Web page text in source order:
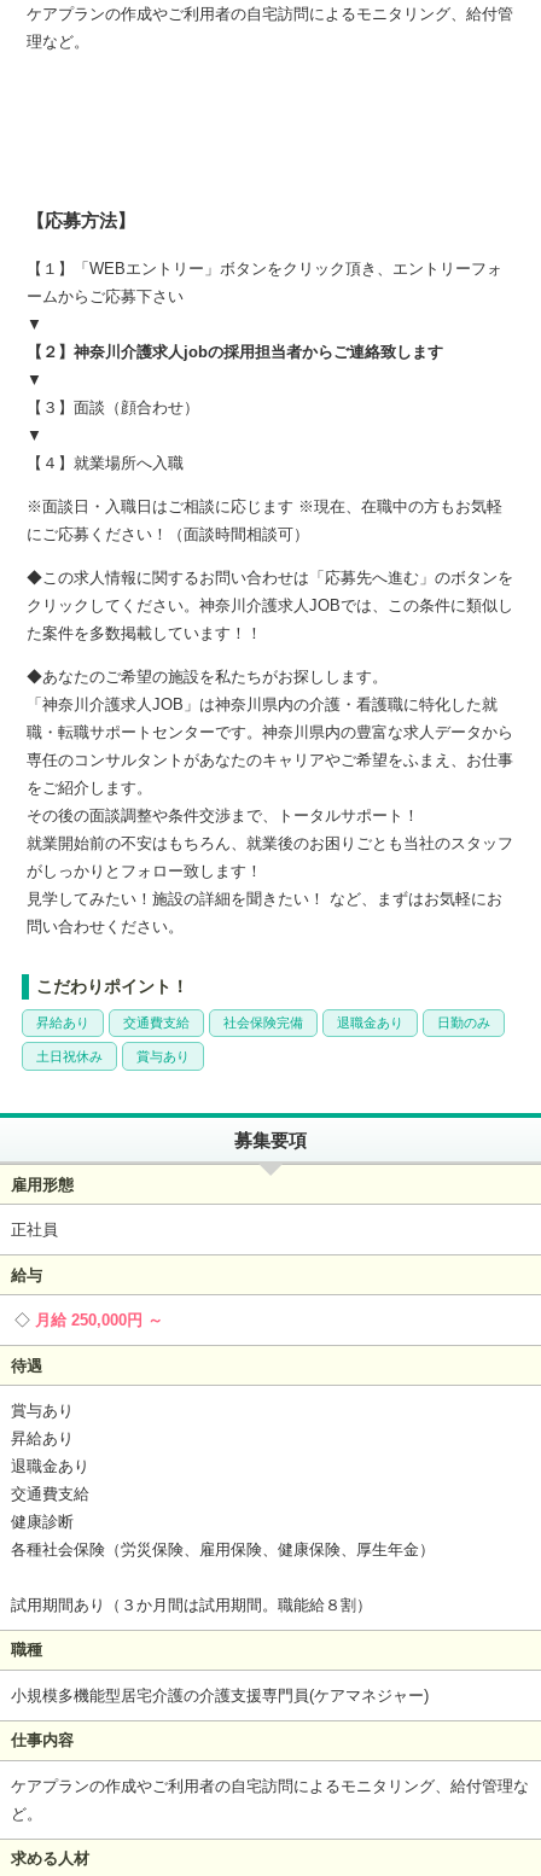
ケアプランの作成やご利用者の自宅訪問によるモニタリング、給付管
理など。
【応募方法】
【１】「WEBエントリー」ボタンをクリック頂き、エントリーフォ
ームからご応募下さい
▼
【２】神奈川介護求人jobの採用担当者からご連絡致します
▼
【３】面談（顔合わせ）
▼
【４】就業場所へ入職
※面談日・入職日はご相談に応じます ※現在、在職中の方もお気軽
にご応募ください！（面談時間相談可）
◆この求人情報に関するお問い合わせは「応募先へ進む」のボタンを
クリックしてください。神奈川介護求人JOBでは、この条件に類似し
た案件を多数掲載しています！！
◆あなたのご希望の施設を私たちがお探しします。
「神奈川介護求人JOB」は神奈川県内の介護・看護職に特化した就
職・転職サポートセンターです。神奈川県内の豊富な求人データから
専任のコンサルタントがあなたのキャリアやご希望をふまえ、お仕事
をご紹介します。
その後の面談調整や条件交渉まで、トータルサポート！
就業開始前の不安はもちろん、就業後のお困りごとも当社のスタッフ
がしっかりとフォロー致します！
見学してみたい！施設の詳細を聞きたい！ など、まずはお気軽にお
問い合わせください。
こだわりポイント！
昇給あり 交通費支給 社会保険完備 退職金あり 日勤のみ
土日祝休み 賞与あり
募集要項
雇用形態
正社員
給与
月給 250,000円 ～
待遇
賞与あり
昇給あり
退職金あり
交通費支給
健康診断
各種社会保険（労災保険、雇用保険、健康保険、厚生年金）
試用期間あり（３か月間は試用期間。職能給８割）
職種
小規模多機能型居宅介護の介護支援専門員(ケアマネジャー)
仕事内容
ケアプランの作成やご利用者の自宅訪問によるモニタリング、給付管理な
ど。
求める人材